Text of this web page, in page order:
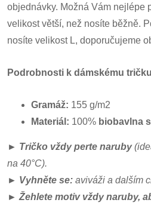
objednávky. Možná Vám nejlépe
velikost větší, než nosíte běžně.
nosíte velikost L, doporučujeme
Podrobnosti k dámskému
Gramáž: 155 g/m2
Materiál: 100% biobavlna
► Tričko vždy perte naruby
na 40°C).
► Vyhněte se: aviváži a dalším
► Žehlete motiv vždy naruby,